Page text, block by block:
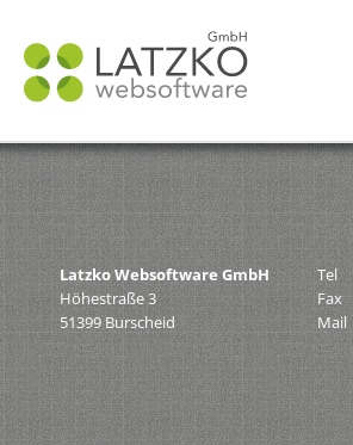
Latzko Websoftware GmbH
Höhestraße 3
51399 Burscheid
Tel
Fax
Mail